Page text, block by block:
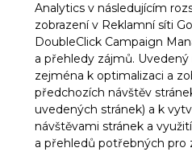
Analytics v následujícím
zobrazení v Reklamní síti
DoubleClick Campaign
a přehledy zájmů.
zejména k optimalizaci a
předchozích návštěv
uvedených stránek) a k
návštěvami stránek a
a přehledů potřebných pro